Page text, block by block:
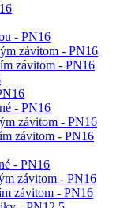
- PN16
závitom - PN16
závitom - PN16
- PN16
závitom - PN16
závitom - PN16
- PN16
závitom - PN16
závitom - PN16